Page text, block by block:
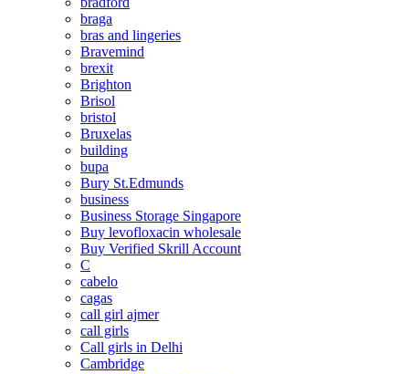
braga
bras and lingeries
Bravemind
brexit
Brighton
Brisol
bristol
Bruxelas
building
bupa
Bury St.Edmunds
business
Business Storage Singapore
Buy levofloxacin wholesale
Buy Verified Skrill Account
C
cabelo
cagas
call girl ajmer
call girls
Call girls in Delhi
Cambridge